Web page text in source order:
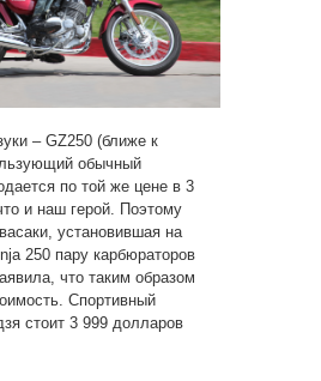
– GZ250 (ближе к
обычный
по той же цене в 3
и наш герой. Поэтому
установившая на
250 пару карбюраторов
что таким образом
Спортивный
стоит 3 999 долларов